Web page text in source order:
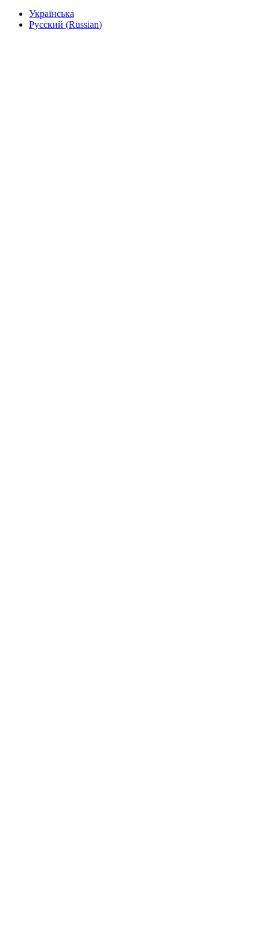
Українська
Русский (Russian)